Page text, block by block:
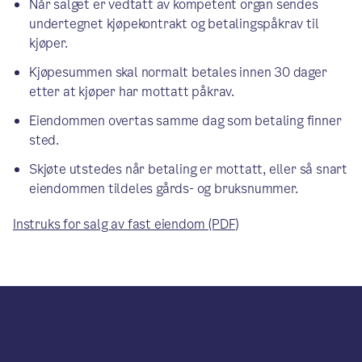
Når salget er vedtatt av kompetent organ sendes
undertegnet kjøpekontrakt og betalingspåkrav til
kjøper.
Kjøpesummen skal normalt betales innen 30 dager
etter at kjøper har mottatt påkrav.
Eiendommen overtas samme dag som betaling finner
sted.
Skjøte utstedes når betaling er mottatt, eller så snart
eiendommen tildeles gårds- og bruksnummer.
Instruks for salg av fast eiendom (PDF)